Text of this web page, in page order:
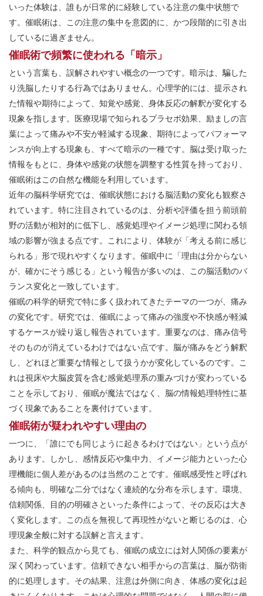
いった体験は、誰もが日常的に経験している注意の集中状態で
す。催眠術は、この注意の集中を意図的に、かつ段階的に引き出
しているに過ぎません。
催眠術で頻繁に使われる「暗示」
という言葉も、誤解されやすい概念の一つです。暗示は、騙した
り洗脳したりする行為ではありません。心理学的には、提示され
た情報や期待によって、知覚や感覚、身体反応の解釈が変化する
現象を指します。医療現場で知られるプラセボ効果、励ましの言
葉によって痛みや不安が軽減する現象、期待によってパフォーマ
ンスが向上する現象も、すべて暗示の一種です。脳は受け取った
情報をもとに、身体や感覚の状態を調整する性質を持っており、
催眠術はこの自然な機能を利用しています。
近年の脳科学研究では、催眠状態における脳活動の変化も観察さ
れています。特に注目されているのは、分析や評価を担う前頭前
野の活動が相対的に低下し、感覚処理やイメージ処理に関わる領
域の影響が強まる点です。これにより、体験が「考える前に感じ
られる」形で現れやすくなります。催眠中に「理由は分からない
が、確かにそう感じる」という報告が多いのは、この脳活動のバ
ランス変化と一致しています。
催眠の科学的研究で特に多く扱われてきたテーマの一つが、痛み
の変化です。研究では、催眠によって痛みの強度や不快感が軽減
するケースが繰り返し報告されています。重要なのは、痛み信号
そのものが消えているわけではない点です。脳が痛みをどう解釈
し、どれほど重要な情報として扱うかが変化しているのです。こ
れは視床や大脳皮質を含む感覚処理系の重みづけが変わっている
ことを示しており、催眠が魔法ではなく、脳の情報処理特性に基
づく現象であることを裏付けています。
催眠術が疑われやすい理由の
一つに、「誰にでも同じように起きるわけではない」という点が
あります。しかし、感情反応や集中力、イメージ能力といった心
理機能に個人差があるのは当然のことです。催眠感受性と呼ばれ
る傾向も、明確な二分ではなく連続的な分布を示します。環境、
信頼関係、目的の明確さといった条件によって、その反応は大き
く変化します。この点を無視して再現性がないと断じるのは、心
理現象全般に対する誤解と言えます。
また、科学的観点から見ても、催眠の成立には対人関係の要素が
深く関わっています。信頼できない相手からの言葉は、脳が防衛
的に処理します。その結果、注意は外側に向き、体感の変化は起